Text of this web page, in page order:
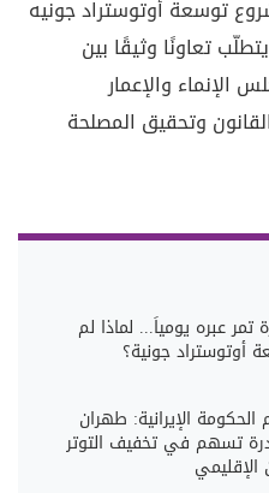
توسعة أوتوستراد جونيه
تعاونًا وثيقًا بين
الإنماء والإعمار
وتحقيق المصلحة
تمر عبره يومياً... لماذا لم
أوتوستراد جونية؟
الحكومة الإيرانية: طهران
تسهم في تخفيف التوتر
الإقليمي